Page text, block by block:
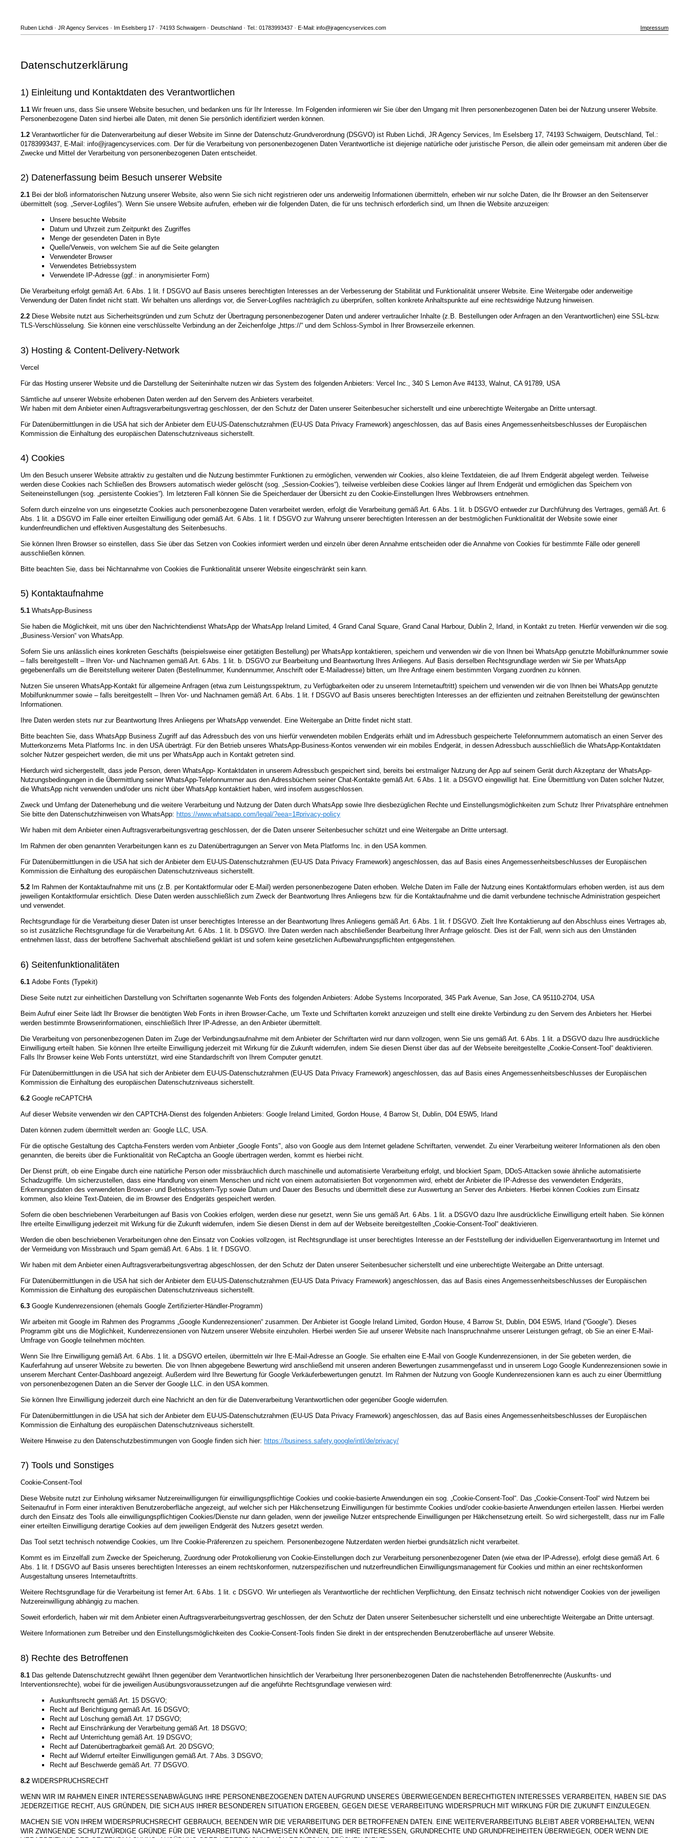
Ruben Lichdi · JR Agency Services · Im Eselsberg 17 · 74193 Schwaigern · Deutschland · Tel.: 01783993437 · E-Mail: info@jragencyservices.com Impressum
Datenschutzerklärung
1) Einleitung und Kontaktdaten des Verantwortlichen
1.1 Wir freuen uns, dass Sie unsere Website besuchen, und bedanken uns für Ihr Interesse. Im Folgenden informieren wir Sie über den Umgang mit Ihren personenbezogenen Daten bei der Nutzung unserer Website.
Personenbezogene Daten sind hierbei alle Daten, mit denen Sie persönlich identifiziert werden können.
1.2 Verantwortlicher für die Datenverarbeitung auf dieser Website im Sinne der Datenschutz-Grundverordnung (DSGVO) ist Ruben Lichdi, JR Agency Services, Im Eselsberg 17, 74193 Schwaigern, Deutschland, Tel.:
01783993437, E-Mail: info@jragencyservices.com. Der für die Verarbeitung von personenbezogenen Daten Verantwortliche ist diejenige natürliche oder juristische Person, die allein oder gemeinsam mit anderen über die
Zwecke und Mittel der Verarbeitung von personenbezogenen Daten entscheidet.
2) Datenerfassung beim Besuch unserer Website
2.1 Bei der bloß informatorischen Nutzung unserer Website, also wenn Sie sich nicht registrieren oder uns anderweitig Informationen übermitteln, erheben wir nur solche Daten, die Ihr Browser an den Seitenserver
übermittelt (sog. „Server-Logfiles“). Wenn Sie unsere Website aufrufen, erheben wir die folgenden Daten, die für uns technisch erforderlich sind, um Ihnen die Website anzuzeigen:
Unsere besuchte Website
Datum und Uhrzeit zum Zeitpunkt des Zugriffes
Menge der gesendeten Daten in Byte
Quelle/Verweis, von welchem Sie auf die Seite gelangten
Verwendeter Browser
Verwendetes Betriebssystem
Verwendete IP-Adresse (ggf.: in anonymisierter Form)
Die Verarbeitung erfolgt gemäß Art. 6 Abs. 1 lit. f DSGVO auf Basis unseres berechtigten Interesses an der Verbesserung der Stabilität und Funktionalität unserer Website. Eine Weitergabe oder anderweitige
Verwendung der Daten findet nicht statt. Wir behalten uns allerdings vor, die Server-Logfiles nachträglich zu überprüfen, sollten konkrete Anhaltspunkte auf eine rechtswidrige Nutzung hinweisen.
2.2 Diese Website nutzt aus Sicherheitsgründen und zum Schutz der Übertragung personenbezogener Daten und anderer vertraulicher Inhalte (z.B. Bestellungen oder Anfragen an den Verantwortlichen) eine SSL-bzw.
TLS-Verschlüsselung. Sie können eine verschlüsselte Verbindung an der Zeichenfolge „https://“ und dem Schloss-Symbol in Ihrer Browserzeile erkennen.
3) Hosting & Content-Delivery-Network
Vercel
Für das Hosting unserer Website und die Darstellung der Seiteninhalte nutzen wir das System des folgenden Anbieters: Vercel Inc., 340 S Lemon Ave #4133, Walnut, CA 91789, USA
Sämtliche auf unserer Website erhobenen Daten werden auf den Servern des Anbieters verarbeitet.
Wir haben mit dem Anbieter einen Auftragsverarbeitungsvertrag geschlossen, der den Schutz der Daten unserer Seitenbesucher sicherstellt und eine unberechtigte Weitergabe an Dritte untersagt.
Für Datenübermittlungen in die USA hat sich der Anbieter dem EU-US-Datenschutzrahmen (EU-US Data Privacy Framework) angeschlossen, das auf Basis eines Angemessenheitsbeschlusses der Europäischen
Kommission die Einhaltung des europäischen Datenschutzniveaus sicherstellt.
4) Cookies
Um den Besuch unserer Website attraktiv zu gestalten und die Nutzung bestimmter Funktionen zu ermöglichen, verwenden wir Cookies, also kleine Textdateien, die auf Ihrem Endgerät abgelegt werden. Teilweise
werden diese Cookies nach Schließen des Browsers automatisch wieder gelöscht (sog. „Session-Cookies“), teilweise verbleiben diese Cookies länger auf Ihrem Endgerät und ermöglichen das Speichern von
Seiteneinstellungen (sog. „persistente Cookies“). Im letzteren Fall können Sie die Speicherdauer der Übersicht zu den Cookie-Einstellungen Ihres Webbrowsers entnehmen.
Sofern durch einzelne von uns eingesetzte Cookies auch personenbezogene Daten verarbeitet werden, erfolgt die Verarbeitung gemäß Art. 6 Abs. 1 lit. b DSGVO entweder zur Durchführung des Vertrages, gemäß Art. 6
Abs. 1 lit. a DSGVO im Falle einer erteilten Einwilligung oder gemäß Art. 6 Abs. 1 lit. f DSGVO zur Wahrung unserer berechtigten Interessen an der bestmöglichen Funktionalität der Website sowie einer
kundenfreundlichen und effektiven Ausgestaltung des Seitenbesuchs.
Sie können Ihren Browser so einstellen, dass Sie über das Setzen von Cookies informiert werden und einzeln über deren Annahme entscheiden oder die Annahme von Cookies für bestimmte Fälle oder generell
ausschließen können.
Bitte beachten Sie, dass bei Nichtannahme von Cookies die Funktionalität unserer Website eingeschränkt sein kann.
5) Kontaktaufnahme
5.1 WhatsApp-Business
Sie haben die Möglichkeit, mit uns über den Nachrichtendienst WhatsApp der WhatsApp Ireland Limited, 4 Grand Canal Square, Grand Canal Harbour, Dublin 2, Irland, in Kontakt zu treten. Hierfür verwenden wir die sog.
„Business-Version“ von WhatsApp.
Sofern Sie uns anlässlich eines konkreten Geschäfts (beispielsweise einer getätigten Bestellung) per WhatsApp kontaktieren, speichern und verwenden wir die von Ihnen bei WhatsApp genutzte Mobilfunknummer sowie
– falls bereitgestellt – Ihren Vor- und Nachnamen gemäß Art. 6 Abs. 1 lit. b. DSGVO zur Bearbeitung und Beantwortung Ihres Anliegens. Auf Basis derselben Rechtsgrundlage werden wir Sie per WhatsApp
gegebenenfalls um die Bereitstellung weiterer Daten (Bestellnummer, Kundennummer, Anschrift oder E-Mailadresse) bitten, um Ihre Anfrage einem bestimmten Vorgang zuordnen zu können.
Nutzen Sie unseren WhatsApp-Kontakt für allgemeine Anfragen (etwa zum Leistungsspektrum, zu Verfügbarkeiten oder zu unserem Internetauftritt) speichern und verwenden wir die von Ihnen bei WhatsApp genutzte
Mobilfunknummer sowie – falls bereitgestellt – Ihren Vor- und Nachnamen gemäß Art. 6 Abs. 1 lit. f DSGVO auf Basis unseres berechtigten Interesses an der effizienten und zeitnahen Bereitstellung der gewünschten
Informationen.
Ihre Daten werden stets nur zur Beantwortung Ihres Anliegens per WhatsApp verwendet. Eine Weitergabe an Dritte findet nicht statt.
Bitte beachten Sie, dass WhatsApp Business Zugriff auf das Adressbuch des von uns hierfür verwendeten mobilen Endgeräts erhält und im Adressbuch gespeicherte Telefonnummern automatisch an einen Server des
Mutterkonzerns Meta Platforms Inc. in den USA überträgt. Für den Betrieb unseres WhatsApp-Business-Kontos verwenden wir ein mobiles Endgerät, in dessen Adressbuch ausschließlich die WhatsApp-Kontaktdaten
solcher Nutzer gespeichert werden, die mit uns per WhatsApp auch in Kontakt getreten sind.
Hierdurch wird sichergestellt, dass jede Person, deren WhatsApp- Kontaktdaten in unserem Adressbuch gespeichert sind, bereits bei erstmaliger Nutzung der App auf seinem Gerät durch Akzeptanz der WhatsApp-
Nutzungsbedingungen in die Übermittlung seiner WhatsApp-Telefonnummer aus den Adressbüchern seiner Chat-Kontakte gemäß Art. 6 Abs. 1 lit. a DSGVO eingewilligt hat. Eine Übermittlung von Daten solcher Nutzer,
die WhatsApp nicht verwenden und/oder uns nicht über WhatsApp kontaktiert haben, wird insofern ausgeschlossen.
Zweck und Umfang der Datenerhebung und die weitere Verarbeitung und Nutzung der Daten durch WhatsApp sowie Ihre diesbezüglichen Rechte und Einstellungsmöglichkeiten zum Schutz Ihrer Privatsphäre entnehmen
Sie bitte den Datenschutzhinweisen von WhatsApp: https://www.whatsapp.com/legal/?eea=1#privacy-policy
Wir haben mit dem Anbieter einen Auftragsverarbeitungsvertrag geschlossen, der die Daten unserer Seitenbesucher schützt und eine Weitergabe an Dritte untersagt.
Im Rahmen der oben genannten Verarbeitungen kann es zu Datenübertragungen an Server von Meta Platforms Inc. in den USA kommen.
Für Datenübermittlungen in die USA hat sich der Anbieter dem EU-US-Datenschutzrahmen (EU-US Data Privacy Framework) angeschlossen, das auf Basis eines Angemessenheitsbeschlusses der Europäischen
Kommission die Einhaltung des europäischen Datenschutzniveaus sicherstellt.
5.2 Im Rahmen der Kontaktaufnahme mit uns (z.B. per Kontaktformular oder E-Mail) werden personenbezogene Daten erhoben. Welche Daten im Falle der Nutzung eines Kontaktformulars erhoben werden, ist aus dem
jeweiligen Kontaktformular ersichtlich. Diese Daten werden ausschließlich zum Zweck der Beantwortung Ihres Anliegens bzw. für die Kontaktaufnahme und die damit verbundene technische Administration gespeichert
und verwendet.
Rechtsgrundlage für die Verarbeitung dieser Daten ist unser berechtigtes Interesse an der Beantwortung Ihres Anliegens gemäß Art. 6 Abs. 1 lit. f DSGVO. Zielt Ihre Kontaktierung auf den Abschluss eines Vertrages ab,
so ist zusätzliche Rechtsgrundlage für die Verarbeitung Art. 6 Abs. 1 lit. b DSGVO. Ihre Daten werden nach abschließender Bearbeitung Ihrer Anfrage gelöscht. Dies ist der Fall, wenn sich aus den Umständen
entnehmen lässt, dass der betroffene Sachverhalt abschließend geklärt ist und sofern keine gesetzlichen Aufbewahrungspflichten entgegenstehen.
6) Seitenfunktionalitäten
6.1 Adobe Fonts (Typekit)
Diese Seite nutzt zur einheitlichen Darstellung von Schriftarten sogenannte Web Fonts des folgenden Anbieters: Adobe Systems Incorporated, 345 Park Avenue, San Jose, CA 95110-2704, USA
Beim Aufruf einer Seite lädt Ihr Browser die benötigten Web Fonts in ihren Browser-Cache, um Texte und Schriftarten korrekt anzuzeigen und stellt eine direkte Verbindung zu den Servern des Anbieters her. Hierbei
werden bestimmte Browserinformationen, einschließlich Ihrer IP-Adresse, an den Anbieter übermittelt.
Die Verarbeitung von personenbezogenen Daten im Zuge der Verbindungsaufnahme mit dem Anbieter der Schriftarten wird nur dann vollzogen, wenn Sie uns gemäß Art. 6 Abs. 1 lit. a DSGVO dazu Ihre ausdrückliche
Einwilligung erteilt haben. Sie können Ihre erteilte Einwilligung jederzeit mit Wirkung für die Zukunft widerrufen, indem Sie diesen Dienst über das auf der Webseite bereitgestellte „Cookie-Consent-Tool“ deaktivieren.
Falls Ihr Browser keine Web Fonts unterstützt, wird eine Standardschrift von Ihrem Computer genutzt.
Für Datenübermittlungen in die USA hat sich der Anbieter dem EU-US-Datenschutzrahmen (EU-US Data Privacy Framework) angeschlossen, das auf Basis eines Angemessenheitsbeschlusses der Europäischen
Kommission die Einhaltung des europäischen Datenschutzniveaus sicherstellt.
6.2 Google reCAPTCHA
Auf dieser Website verwenden wir den CAPTCHA-Dienst des folgenden Anbieters: Google Ireland Limited, Gordon House, 4 Barrow St, Dublin, D04 E5W5, Irland
Daten können zudem übermittelt werden an: Google LLC, USA.
Für die optische Gestaltung des Captcha-Fensters werden vom Anbieter „Google Fonts", also von Google aus dem Internet geladene Schriftarten, verwendet. Zu einer Verarbeitung weiterer Informationen als den oben
genannten, die bereits über die Funktionalität von ReCaptcha an Google übertragen werden, kommt es hierbei nicht.
Der Dienst prüft, ob eine Eingabe durch eine natürliche Person oder missbräuchlich durch maschinelle und automatisierte Verarbeitung erfolgt, und blockiert Spam, DDoS-Attacken sowie ähnliche automatisierte
Schadzugriffe. Um sicherzustellen, dass eine Handlung von einem Menschen und nicht von einem automatisierten Bot vorgenommen wird, erhebt der Anbieter die IP-Adresse des verwendeten Endgeräts,
Erkennungsdaten des verwendeten Browser- und Betriebssystem-Typ sowie Datum und Dauer des Besuchs und übermittelt diese zur Auswertung an Server des Anbieters. Hierbei können Cookies zum Einsatz
kommen, also kleine Text-Dateien, die im Browser des Endgeräts gespeichert werden.
Sofern die oben beschriebenen Verarbeitungen auf Basis von Cookies erfolgen, werden diese nur gesetzt, wenn Sie uns gemäß Art. 6 Abs. 1 lit. a DSGVO dazu Ihre ausdrückliche Einwilligung erteilt haben. Sie können
Ihre erteilte Einwilligung jederzeit mit Wirkung für die Zukunft widerrufen, indem Sie diesen Dienst in dem auf der Webseite bereitgestellten „Cookie-Consent-Tool“ deaktivieren.
Werden die oben beschriebenen Verarbeitungen ohne den Einsatz von Cookies vollzogen, ist Rechtsgrundlage ist unser berechtigtes Interesse an der Feststellung der individuellen Eigenverantwortung im Internet und
der Vermeidung von Missbrauch und Spam gemäß Art. 6 Abs. 1 lit. f DSGVO.
Wir haben mit dem Anbieter einen Auftragsverarbeitungsvertrag abgeschlossen, der den Schutz der Daten unserer Seitenbesucher sicherstellt und eine unberechtigte Weitergabe an Dritte untersagt.
Für Datenübermittlungen in die USA hat sich der Anbieter dem EU-US-Datenschutzrahmen (EU-US Data Privacy Framework) angeschlossen, das auf Basis eines Angemessenheitsbeschlusses der Europäischen
Kommission die Einhaltung des europäischen Datenschutzniveaus sicherstellt.
6.3 Google Kundenrezensionen (ehemals Google Zertifizierter-Händler-Programm)
Wir arbeiten mit Google im Rahmen des Programms „Google Kundenrezensionen“ zusammen. Der Anbieter ist Google Ireland Limited, Gordon House, 4 Barrow St, Dublin, D04 E5W5, Irland (“Google”). Dieses
Programm gibt uns die Möglichkeit, Kundenrezensionen von Nutzern unserer Website einzuholen. Hierbei werden Sie auf unserer Website nach Inanspruchnahme unserer Leistungen gefragt, ob Sie an einer E-Mail-
Umfrage von Google teilnehmen möchten.
Wenn Sie Ihre Einwilligung gemäß Art. 6 Abs. 1 lit. a DSGVO erteilen, übermitteln wir Ihre E-Mail-Adresse an Google. Sie erhalten eine E-Mail von Google Kundenrezensionen, in der Sie gebeten werden, die
Kauferfahrung auf unserer Website zu bewerten. Die von Ihnen abgegebene Bewertung wird anschließend mit unseren anderen Bewertungen zusammengefasst und in unserem Logo Google Kundenrezensionen sowie in
unserem Merchant Center-Dashboard angezeigt. Außerdem wird Ihre Bewertung für Google Verkäuferbewertungen genutzt. Im Rahmen der Nutzung von Google Kundenrezensionen kann es auch zu einer Übermittlung
von personenbezogenen Daten an die Server der Google LLC. in den USA kommen.
Sie können Ihre Einwilligung jederzeit durch eine Nachricht an den für die Datenverarbeitung Verantwortlichen oder gegenüber Google widerrufen.
Für Datenübermittlungen in die USA hat sich der Anbieter dem EU-US-Datenschutzrahmen (EU-US Data Privacy Framework) angeschlossen, das auf Basis eines Angemessenheitsbeschlusses der Europäischen
Kommission die Einhaltung des europäischen Datenschutzniveaus sicherstellt.
Weitere Hinweise zu den Datenschutzbestimmungen von Google finden sich hier: https://business.safety.google/intl/de/privacy/
7) Tools und Sonstiges
Cookie-Consent-Tool
Diese Website nutzt zur Einholung wirksamer Nutzereinwilligungen für einwilligungspflichtige Cookies und cookie-basierte Anwendungen ein sog. „Cookie-Consent-Tool“. Das „Cookie-Consent-Tool“ wird Nutzern bei
Seitenaufruf in Form einer interaktiven Benutzeroberfläche angezeigt, auf welcher sich per Häkchensetzung Einwilligungen für bestimmte Cookies und/oder cookie-basierte Anwendungen erteilen lassen. Hierbei werden
durch den Einsatz des Tools alle einwilligungspflichtigen Cookies/Dienste nur dann geladen, wenn der jeweilige Nutzer entsprechende Einwilligungen per Häkchensetzung erteilt. So wird sichergestellt, dass nur im Falle
einer erteilten Einwilligung derartige Cookies auf dem jeweiligen Endgerät des Nutzers gesetzt werden.
Das Tool setzt technisch notwendige Cookies, um Ihre Cookie-Präferenzen zu speichern. Personenbezogene Nutzerdaten werden hierbei grundsätzlich nicht verarbeitet.
Kommt es im Einzelfall zum Zwecke der Speicherung, Zuordnung oder Protokollierung von Cookie-Einstellungen doch zur Verarbeitung personenbezogener Daten (wie etwa der IP-Adresse), erfolgt diese gemäß Art. 6
Abs. 1 lit. f DSGVO auf Basis unseres berechtigten Interesses an einem rechtskonformen, nutzerspezifischen und nutzerfreundlichen Einwilligungsmanagement für Cookies und mithin an einer rechtskonformen
Ausgestaltung unseres Internetauftritts.
Weitere Rechtsgrundlage für die Verarbeitung ist ferner Art. 6 Abs. 1 lit. c DSGVO. Wir unterliegen als Verantwortliche der rechtlichen Verpflichtung, den Einsatz technisch nicht notwendiger Cookies von der jeweiligen
Nutzereinwilligung abhängig zu machen.
Soweit erforderlich, haben wir mit dem Anbieter einen Auftragsverarbeitungsvertrag geschlossen, der den Schutz der Daten unserer Seitenbesucher sicherstellt und eine unberechtigte Weitergabe an Dritte untersagt.
Weitere Informationen zum Betreiber und den Einstellungsmöglichkeiten des Cookie-Consent-Tools finden Sie direkt in der entsprechenden Benutzeroberfläche auf unserer Website.
8) Rechte des Betroffenen
8.1 Das geltende Datenschutzrecht gewährt Ihnen gegenüber dem Verantwortlichen hinsichtlich der Verarbeitung Ihrer personenbezogenen Daten die nachstehenden Betroffenenrechte (Auskunfts- und
Interventionsrechte), wobei für die jeweiligen Ausübungsvoraussetzungen auf die angeführte Rechtsgrundlage verwiesen wird:
Auskunftsrecht gemäß Art. 15 DSGVO;
Recht auf Berichtigung gemäß Art. 16 DSGVO;
Recht auf Löschung gemäß Art. 17 DSGVO;
Recht auf Einschränkung der Verarbeitung gemäß Art. 18 DSGVO;
Recht auf Unterrichtung gemäß Art. 19 DSGVO;
Recht auf Datenübertragbarkeit gemäß Art. 20 DSGVO;
Recht auf Widerruf erteilter Einwilligungen gemäß Art. 7 Abs. 3 DSGVO;
Recht auf Beschwerde gemäß Art. 77 DSGVO.
8.2 WIDERSPRUCHSRECHT
WENN WIR IM RAHMEN EINER INTERESSENABWÄGUNG IHRE PERSONENBEZOGENEN DATEN AUFGRUND UNSERES ÜBERWIEGENDEN BERECHTIGTEN INTERESSES VERARBEITEN, HABEN SIE DAS
JEDERZEITIGE RECHT, AUS GRÜNDEN, DIE SICH AUS IHRER BESONDEREN SITUATION ERGEBEN, GEGEN DIESE VERARBEITUNG WIDERSPRUCH MIT WIRKUNG FÜR DIE ZUKUNFT EINZULEGEN.
MACHEN SIE VON IHREM WIDERSPRUCHSRECHT GEBRAUCH, BEENDEN WIR DIE VERARBEITUNG DER BETROFFENEN DATEN. EINE WEITERVERARBEITUNG BLEIBT ABER VORBEHALTEN, WENN
WIR ZWINGENDE SCHUTZWÜRDIGE GRÜNDE FÜR DIE VERARBEITUNG NACHWEISEN KÖNNEN, DIE IHRE INTERESSEN, GRUNDRECHTE UND GRUNDFREIHEITEN ÜBERWIEGEN, ODER WENN DIE